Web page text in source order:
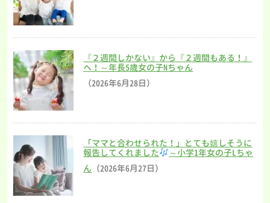
『２週間しかない』から『２週間もある！』
へ！～年長5歳女の子Nちゃん
（2026年6月28日）
「ママと合わせられた！」とても嬉しそうに
報告してくれました
～小学1年女の子Lちゃ
ん （2026年6月27日）